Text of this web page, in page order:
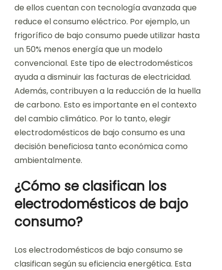
de ellos cuentan con tecnología avanzada que
reduce el consumo eléctrico. Por ejemplo, un
frigorífico de bajo consumo puede utilizar hasta
un 50% menos energía que un modelo
convencional. Este tipo de electrodomésticos
ayuda a disminuir las facturas de electricidad.
Además, contribuyen a la reducción de la huella
de carbono. Esto es importante en el contexto
del cambio climático. Por lo tanto, elegir
electrodomésticos de bajo consumo es una
decisión beneficiosa tanto económica como
ambientalmente.
¿Cómo se clasifican los
electrodomésticos de bajo
consumo?
Los electrodomésticos de bajo consumo se
clasifican según su eficiencia energética. Esta